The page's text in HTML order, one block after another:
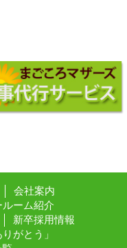
会社案内
ルーム紹介
新卒採用情報
がとう」